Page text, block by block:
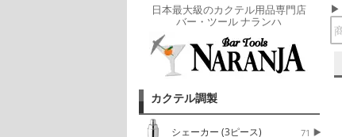
日本最大級のカクテル用品専門店
バー・ツール ナランハ
カクテル調製
シェーカー (3ピース) 71